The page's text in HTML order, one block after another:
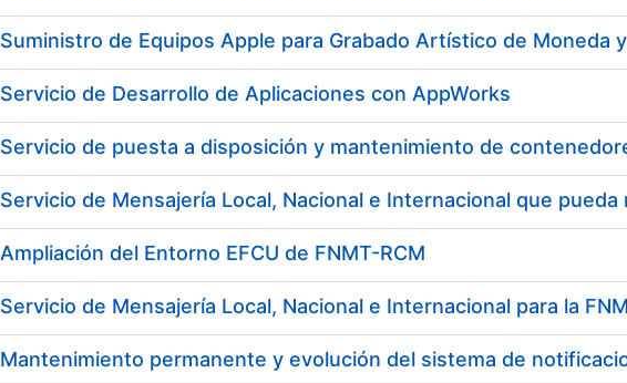
Mostrar/Ocultar
Suministro de Equipos Apple para Grabado Artístico de Moneda
Servicio de Desarrollo de Aplicaciones con AppWorks
Ampliación del Entorno EFCU de FNMT-RCM
Servicio de Mensajería Local, Nacional e Internacional para la
Mantenimiento permanente y evolución del sistema de